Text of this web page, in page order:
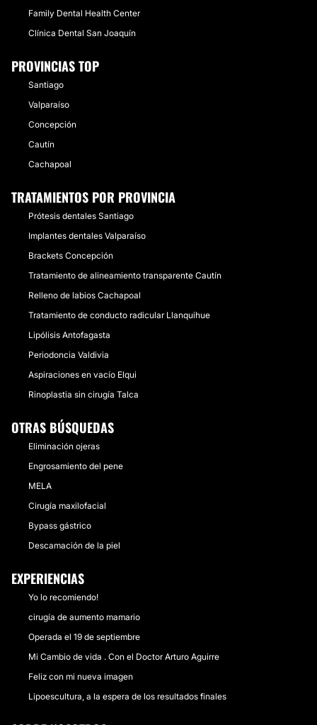
Family Dental Health Center
Clínica Dental San Joaquín
PROVINCIAS TOP
Santiago
Valparaíso
Concepción
Cautín
Cachapoal
TRATAMIENTOS POR PROVINCIA
Prótesis dentales Santiago
Implantes dentales Valparaíso
Brackets Concepción
Tratamiento de alineamiento transparente Cautín
Relleno de labios Cachapoal
Tratamiento de conducto radicular Llanquihue
Lipólisis Antofagasta
Periodoncia Valdivia
Aspiraciones en vacío Elqui
Rinoplastia sin cirugía Talca
OTRAS BÚSQUEDAS
Eliminación ojeras
Engrosamiento del pene
MELA
Cirugía maxilofacial
Bypass gástrico
Descamación de la piel
EXPERIENCIAS
Yo lo recomiendo!
cirugía de aumento mamario
Operada el 19 de septiembre
Mi Cambio de vida . Con el Doctor Arturo Aguirre
Feliz con mi nueva imagen
Lipoescultura, a la espera de los resultados finales